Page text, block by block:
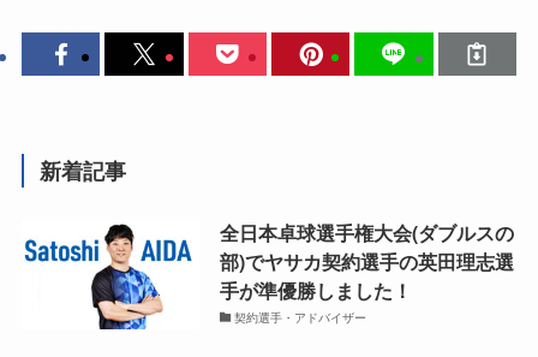
新着記事
全日本卓球選手権大会(ダブルスの
部)でヤサカ契約選手の英田理志選
手が準優勝しました！
契約選手・アドバイザー